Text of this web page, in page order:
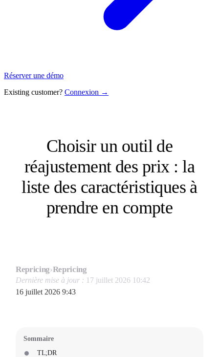
Réserver une démo
Existing customer? Connexion →
Choisir un outil de
réajustement des prix : la
liste des caractéristiques à
prendre en compte
Repricing›Repricing
Dernière mise à jour : 17 juillet 2026 10:42
16 juillet 2026 9:43
Sommaire
TL;DR